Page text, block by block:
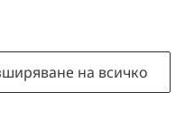
на всичко